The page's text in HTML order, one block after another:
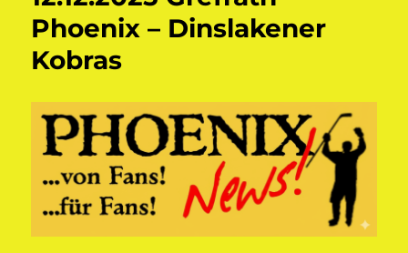
Phoenix – Dinslakener
Kobras